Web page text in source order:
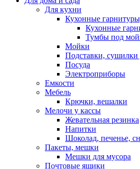
Для кухни
Кухонные
Кухонные
Тумбы под
Мойки
Подставки, сушилки
Посуда
Электроприборы
Емкости
Мебель
Крючки, вешалки
Мелочи у кассы
Жевательная резинка
Напитки
Шоколад, печенье,
Пакеты, мешки
Мешки для мусора
Почтовые ящики